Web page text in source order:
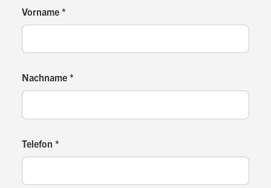
Vorname *
Nachname *
Telefon *